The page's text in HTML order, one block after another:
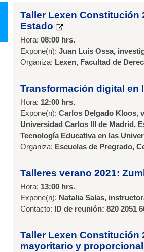
Taller Lexen Constitución
Estado
Hora: 08:00 hrs.
Expone(n): Juan Luis Ossa,
Organiza: Lexen, Facultad de
Transformación digital en
Hora: 12:00 hrs.
Expone(n): Carlos Delgado Kloos,
Universidad Carlos III de Madrid,
Tecnología Educativa en las
Organiza: Escuelas de Pregrado,
Talleres verano 2021:
Hora: 13:00 hrs.
Expone(n): Natalia Salas,
Contacto:
ID de reunión: 820 2051
Taller Lexen Constitución
mayoritario y